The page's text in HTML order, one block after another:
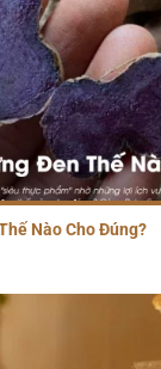
Nào Cho Đúng?